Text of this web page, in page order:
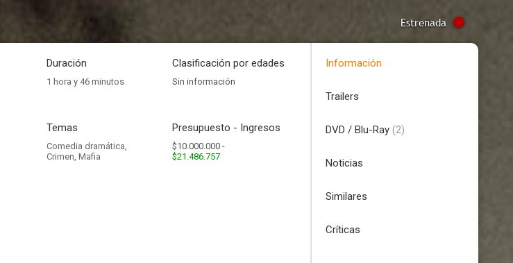
Estrenada
Duración
1 hora y 46 minutos
Clasificación por edades
Sin información
Temas
Comedia dramática,
Crimen, Mafia
Presupuesto - Ingresos
$10.000.000 -
$21.486.757
Información
Trailers
DVD / Blu-Ray (2)
Noticias
Similares
Críticas